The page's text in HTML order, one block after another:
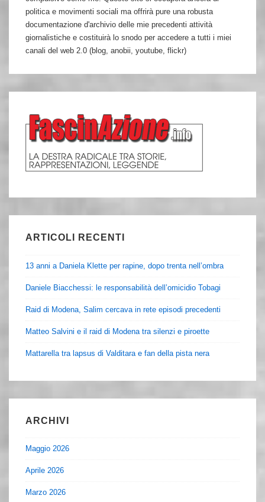
politica e movimenti sociali ma offrirà pure una robusta
documentazione d'archivio delle mie precedenti attività
giornalistiche e costituirà lo snodo per accedere a tutti i miei
canali del web 2.0 (blog, anobii, youtube, flickr)
ARTICOLI RECENTI
13 anni a Daniela Klette per rapine, dopo trenta nell’ombra
Daniele Biacchessi: le responsabilità dell’omicidio Tobagi
Raid di Modena, Salim cercava in rete episodi precedenti
Matteo Salvini e il raid di Modena tra silenzi e piroette
Mattarella tra lapsus di Valditara e fan della pista nera
ARCHIVI
Maggio 2026
Aprile 2026
Marzo 2026